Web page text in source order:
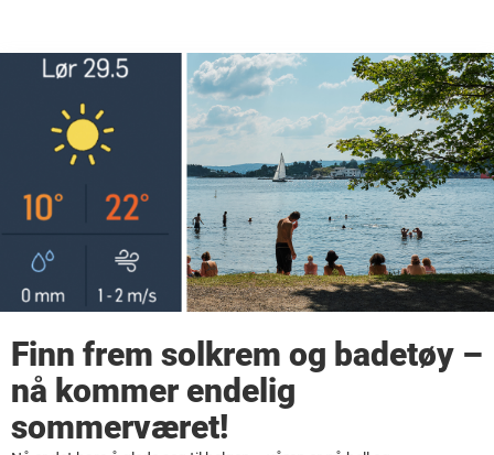
Finn frem solkrem og badetøy –
nå kommer endelig
sommerværet!